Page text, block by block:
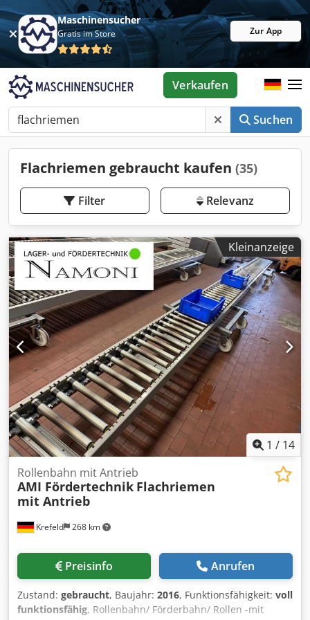
Maschinensucher
Gratis im Store Zur App
Suchen
Verkaufen
Flachriemen gebraucht kaufen (35)
Filter Relevanz
Kleinanzeige
1 / 14
Krefeld 268 km
Rollenbahn mit Antrieb
AMI Fördertechnik Flachriemen
mit Antrieb
Preisinfo Anrufen
Zustand: gebraucht, Baujahr: 2016, Funktionsfähigkeit: voll
funktionsfähig, Rollenbahn/ Förderbahn/ Rollen -mit